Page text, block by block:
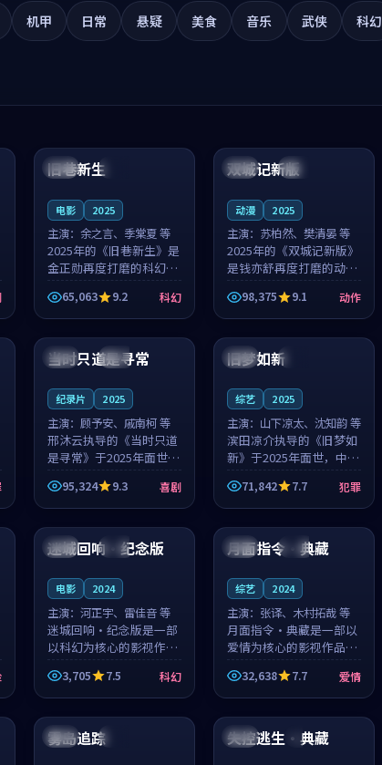
机甲 日常 悬疑 美食 音乐 武侠 科幻
英国
旧巷新生
电影 2025
主演： 余之言、季棠夏 等
2025年的《旧巷新生》是
金正勋再度打磨的科幻佳
作。英国的取景与雨夜物
语的氛围相互成就，余之
言与季棠夏的对手戏自然
克制，让整部影片在悬念
与温度之...
65,063 9.2 科幻
中国 独播
双城记新版
动漫 2025
主演： 苏柏然、樊清晏 等
2025年的《双城记新版》
是钱亦舒再度打磨的动作
佳作。中国大陆的取景与
沙漠探险的氛围相互成
就，苏柏然与樊清晏的对
手戏自然克制，让整部影
片在悬念与...
98,375 9.1 动作
泰国 杜比
99:32
当时只道是寻常
纪录片 2025
主演： 顾予安、戚南柯 等
邢沐云执导的《当时只道
是寻常》于2025年面世，
泰国的城市气质与母女情
深的人物心境共同构筑了
影片基调。顾予安、戚南
柯用细腻的表演撑起整部
喜剧电影...
95,324 9.3 喜剧
中国
99:08
旧梦如新
综艺 2025
主演： 山下凉太、沈知韵 等
滨田凉介执导的《旧梦如
新》于2025年面世，中国
台湾的城市气质与异国相
遇的人物心境共同构筑了
影片基调。山下凉太、沈
知韵用细腻的表演撑起整
部犯罪电...
71,842 7.7 犯罪
中国 热播
99:14
迷城回响·纪念版
电影 2024
主演： 河正宇、雷佳音 等
迷城回响·纪念版是一部
以科幻为核心的影视作
品，围绕危机、反转与人
物成长展开，整体节奏紧
凑，值得推荐观看。
3,705 7.5 科幻
中国 院线
97:58
月面指令·典藏
综艺 2024
主演： 张译、木村拓哉 等
月面指令·典藏是一部以
爱情为核心的影视作品，
围绕危机、反转与人物成
长展开，整体节奏紧凑，
值得推荐观看。
32,638 7.7 爱情
中国
99:25
雾岛追踪 法国 4K
99:29
失控逃生·典藏